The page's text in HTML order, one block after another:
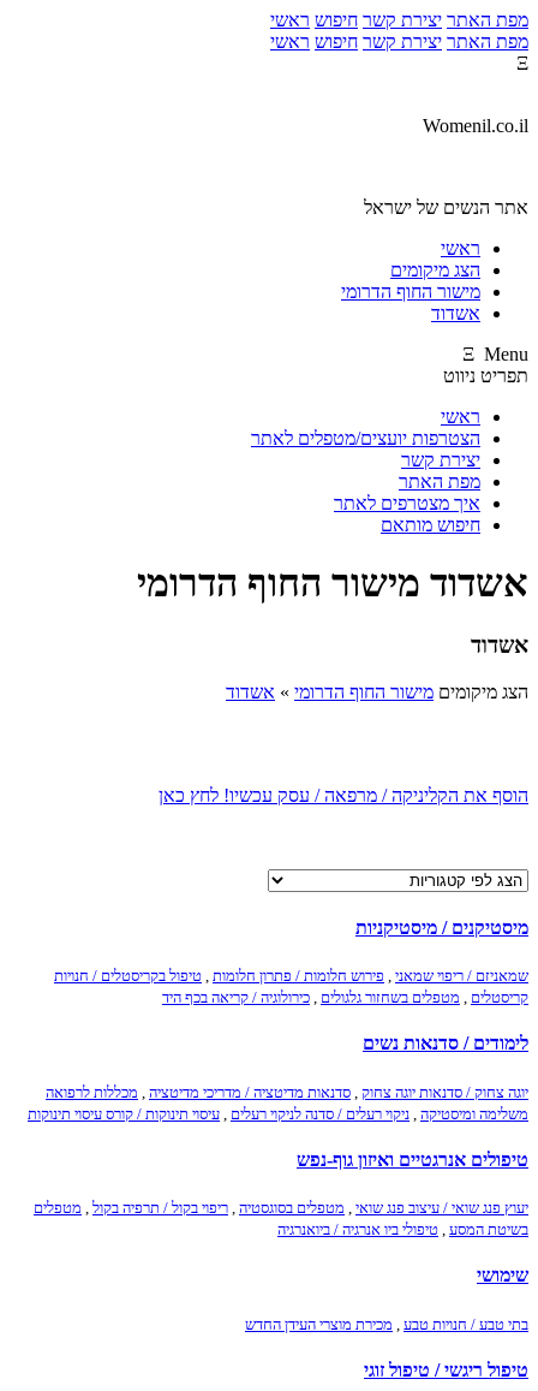
מפת האתר יצירת קשר חיפוש ראשי
מפת האתר יצירת קשר חיפוש ראשי
Ξ
Womenil.co.il
אתר הנשים של ישראל
ראשי
הצג מיקומים
מישור החוף הדרומי
אשדוד
Ξ Menu
תפריט ניווט
ראשי
הצטרפות יועצים/מטפלים לאתר
יצירת קשר
מפת האתר
איך מצטרפים לאתר
חיפוש מותאם
אשדוד מישור החוף הדרומי
אשדוד
הצג מיקומים מישור החוף הדרומי » אשדוד
הוסף את הקליניקה / מרפאה / עסק עכשיו! לחץ כאן
מיסטיקנים / מיסטיקניות
שמאניזם / ריפוי שמאני , פירוש חלומות / פתרון חלומות , טיפול בקריסטלים / חנויות
קריסטלים , מטפלים בשחזור גלגולים , כירולוגיה / קריאה בכף היד
לימודים / סדנאות נשים
יוגה צחוק / סדנאות יוגה צחוק סדנאות מדיטציה / מדריכי מדיטציה
מכללות לרפואה
משלימה ומיסטיקה ניקוי רעלים / סדנה לניקוי רעלים עיסוי תינוקות / קורס עיסוי תינוקות
טיפולים אנרגטיים ואיזון גוף-נפש
יעוץ פנג שואי / עיצוב פנג שואי , מטפלים בסוגסטיה , ריפוי בקול / תרפיה בקול , מטפלים
בשיטת המסע , טיפולי ביו אנרגיה / ביואנרגיה
שימושי
בתי טבע / חנויות טבע מכירת מוצרי העידן החדש
טיפול ריגשי / טיפול זוגי